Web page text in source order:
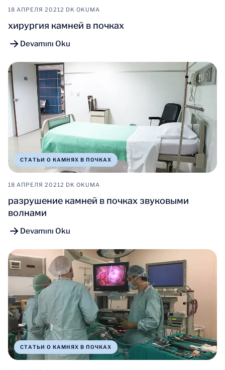
18 АПРЕЛЯ 20212 DK OKUMA
хирургия камней в почках
Devamını Oku
СТАТЬИ О КАМНЯХ В ПОЧКАХ
18 АПРЕЛЯ 20212 DK OKUMA
разрушение камней в почках звуковыми
волнами
Devamını Oku
СТАТЬИ О КАМНЯХ В ПОЧКАХ